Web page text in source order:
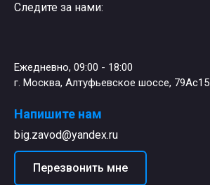
Следите за нами:
Ежедневно, 09:00 - 18:00
г. Москва, Алтуфьевское шоссе, 79Ас15
Напишите нам
big.zavod@yandex.ru
Перезвонить мне